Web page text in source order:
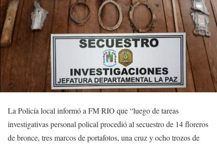
La Policía local informó a FM RIO que “luego de tareas
investigativas personal polical procedió al secuestro de 14 floreros
de bronce, tres marcos de portafotos, una cruz y ocho trozos de